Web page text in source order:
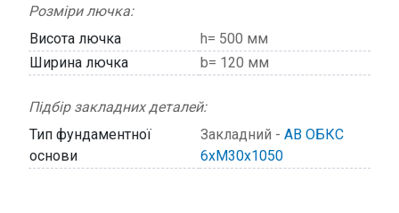
Розміри лючка:
Висота лючка
h= 500 мм
Ширина лючка
b= 120 мм
Підбір закладних деталей:
Тип фундаментної
основи
Закладний - АВ ОБКС
6хМ30х1050